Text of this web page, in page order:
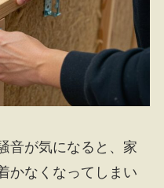
音が気になると、家
かなくなってしまい